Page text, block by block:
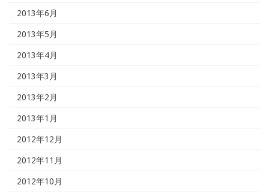
2013年6月
2013年5月
2013年4月
2013年3月
2013年2月
2013年1月
2012年12月
2012年11月
2012年10月